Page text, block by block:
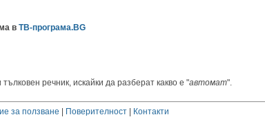
в ТВ-програма.BG
речник, искайки да разберат какво е "автомат".
за ползване | Поверителност| Контакти